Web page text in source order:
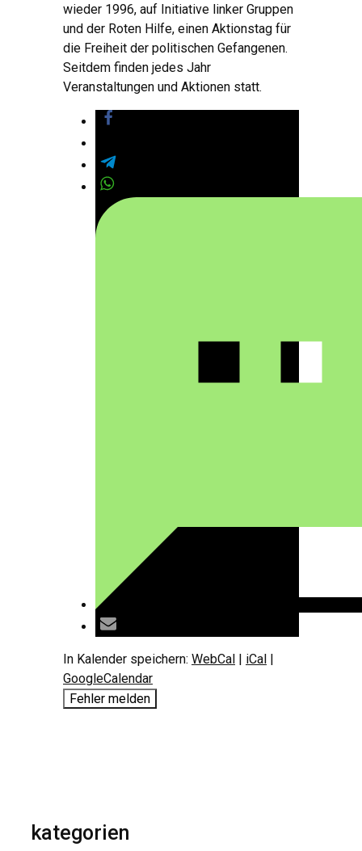
wieder 1996, auf Initiative linker Gruppen
und der Roten Hilfe, einen Aktionstag für
die Freiheit der politischen Gefangenen.
Seitdem finden jedes Jahr
Veranstaltungen und Aktionen statt.
In Kalender speichern: WebCal | iCal |
GoogleCalendar
Fehler melden
kategorien